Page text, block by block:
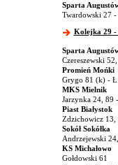
Sparta
Twardowski 27
Kolejka 29 -
Sparta
Czereszewski
Promień Mońki
Grygo 81 (k) -
MKS Mielnik
Jarzynka 24, 89
Piast Białystok
Zdzichowicz 13,
Sokół Sokółka
Andrzejewski
KS Michałowo
Gołdowski 61